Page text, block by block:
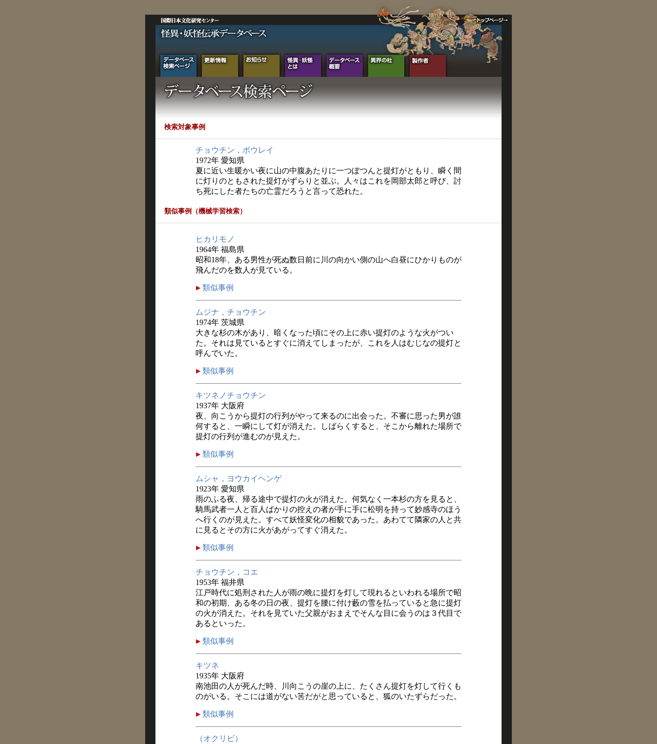
検索対象事例
チョウチン，ボウレイ
1972年 愛知県
夏に近い生暖かい夜に山の中腹あたりに一つぽつんと提灯がともり、瞬く間
に灯りのともされた提灯がずらりと並ぶ。人々はこれを岡部太郎と呼び、討
ち死にした者たちの亡霊だろうと言って恐れた。
類似事例（機械学習検索）
ヒカリモノ
1964年 福島県
昭和18年、ある男性が死ぬ数日前に川の向かい側の山へ白昼にひかりものが
飛んだのを数人が見ている。
類似事例
ムジナ，チョウチン
1974年 茨城県
大きな杉の木があり、暗くなった頃にその上に赤い提灯のような火がつい
た。それは見ているとすぐに消えてしまったが、これを人はむじなの提灯と
呼んでいた。
類似事例
キツネノチョウチン
1937年 大阪府
夜、向こうから提灯の行列がやって来るのに出会った。不審に思った男が誰
何すると、一瞬にして灯が消えた。しばらくすると、そこから離れた場所で
提灯の行列が進むのが見えた。
類似事例
ムシャ，ヨウカイヘンゲ
1923年 愛知県
雨のふる夜、帰る途中で提灯の火が消えた。何気なく一本杉の方を見ると、
騎馬武者一人と百人ばかりの控えの者が手に手に松明を持って妙感寺のほう
へ行くのが見えた。すべて妖怪変化の相貌であった。あわてて隣家の人と共
に見るとその方に火があがってすぐ消えた。
類似事例
チョウチン，コエ
1953年 福井県
江戸時代に処刑された人が雨の晩に提灯を灯して現れるといわれる場所で昭
和の初期、ある冬の日の夜、提灯を腰に付け藪の雪を払っていると急に提灯
の火が消えた。それを見ていた父親がおまえでそんな目に会うのは３代目で
あるといった。
類似事例
キツネ
1935年 大阪府
南池田の人が死んだ時、川向こうの崖の上に、たくさん提灯を灯して行くも
のがいる。そこには道がない筈だがと思っていると、狐のいたずらだった。
類似事例
（オクリビ）